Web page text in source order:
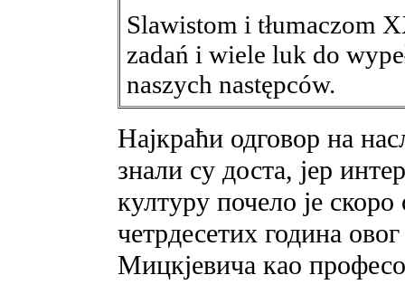
Slawistom i tłumaczom
zadań i wiele luk do
naszych następców.
Најкраћи одговор на
знали су доста, јер
културу почело је
четрдесетих година
Мицкјевича као